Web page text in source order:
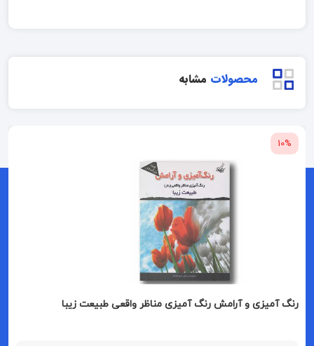
محصولات مشابه
10%
رنگ آمیزی و آرامش رنگ آمیزی مناظر واقعی طبیعت زیبا